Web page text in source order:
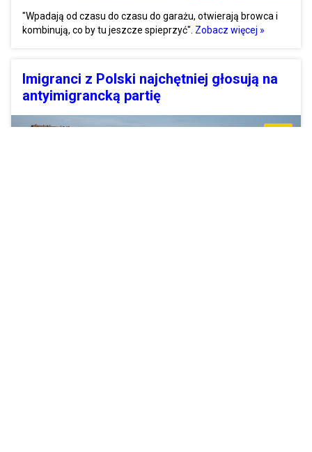
"Wpadają od czasu do czasu do garażu, otwierają browca i
kombinują, co by tu jeszcze spieprzyć". Zobacz więcej »
Imigranci z Polski najchętniej głosują na
antyimigrancką partię